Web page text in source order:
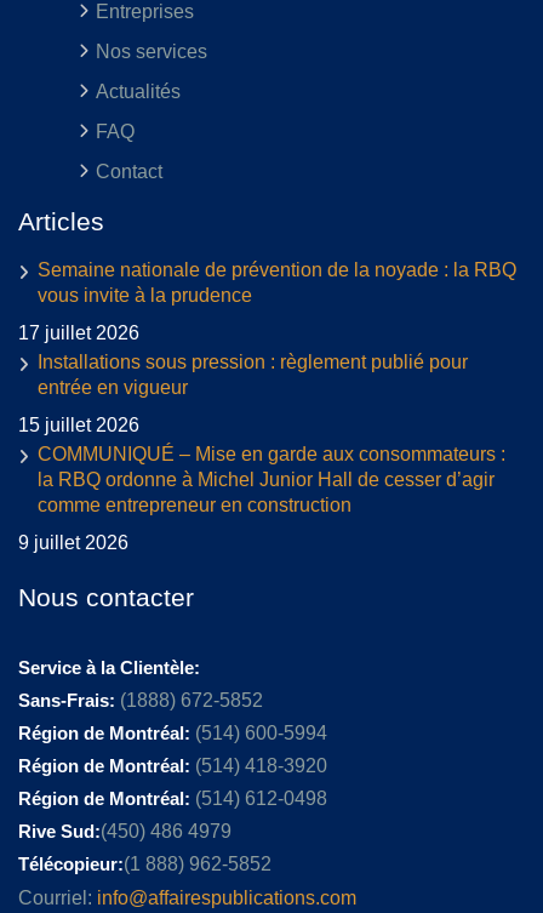
Entreprises
Nos services
Actualités
FAQ
Contact
Articles
Semaine nationale de prévention de la noyade : la RBQ
vous invite à la prudence
17 juillet 2026
Installations sous pression : règlement publié pour
entrée en vigueur
15 juillet 2026
COMMUNIQUÉ – Mise en garde aux consommateurs :
la RBQ ordonne à Michel Junior Hall de cesser d’agir
comme entrepreneur en construction
9 juillet 2026
Nous contacter
Service à la Clientèle:
Sans-Frais: (1888) 672-5852
Région de Montréal: (514) 600-5994
Région de Montréal: (514) 418-3920
Région de Montréal: (514) 612-0498
Rive Sud:(450) 486 4979
Télécopieur:(1 888) 962-5852
Courriel: info@affairespublications.com